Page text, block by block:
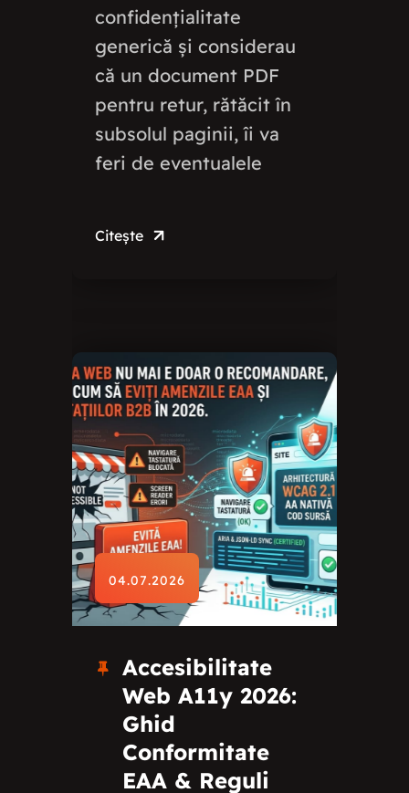
confidențialitate
generică și considerau
că un document PDF
pentru retur, rătăcit în
subsolul paginii, îi va
feri de eventualele
Citește
04.07.2026
Accesibilitate
Web A11y 2026:
Ghid
Conformitate
EAA & Reguli